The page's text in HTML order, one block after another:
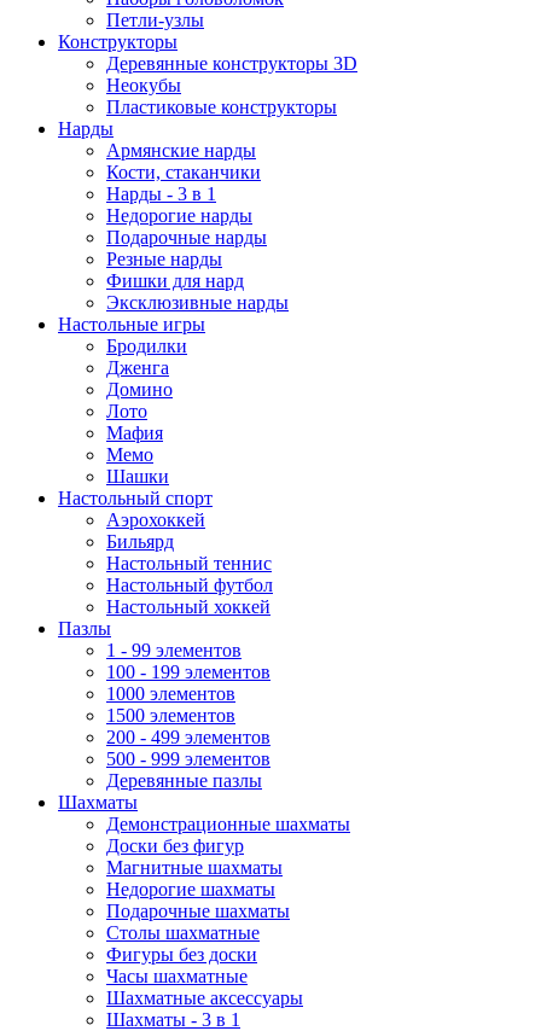
Петли-узлы
Конструкторы
Деревянные конструкторы 3D
Неокубы
Пластиковые конструкторы
Нарды
Армянские нарды
Кости, стаканчики
Нарды - 3 в 1
Недорогие нарды
Подарочные нарды
Резные нарды
Фишки для нард
Эксклюзивные нарды
Настольные игры
Бродилки
Дженга
Домино
Лото
Мафия
Мемо
Шашки
Настольный спорт
Аэрохоккей
Бильярд
Настольный теннис
Настольный футбол
Настольный хоккей
Пазлы
1 - 99 элементов
100 - 199 элементов
1000 элементов
1500 элементов
200 - 499 элементов
500 - 999 элементов
Деревянные пазлы
Шахматы
Демонстрационные шахматы
Доски без фигур
Магнитные шахматы
Недорогие шахматы
Подарочные шахматы
Столы шахматные
Фигуры без доски
Часы шахматные
Шахматные аксессуары
Шахматы - 3 в 1